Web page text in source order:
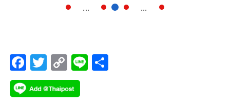
... ...
F
ac
e
T
wi
tt
C
o
p
Li